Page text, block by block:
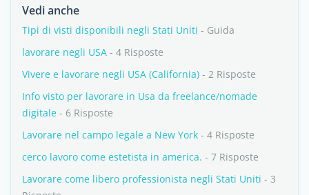
Vedi anche
Tipi di visti disponibili negli Stati Uniti - Guida
lavorare negli USA - 4 Risposte
Vivere e lavorare negli USA (California) - 2 Risposte
Info visto per lavorare in Usa da freelance/nomade
digitale - 6 Risposte
Lavorare nel campo legale a New York - 4 Risposte
cerco lavoro come estetista in america. - 7 Risposte
Lavorare come libero professionista negli Stati Uniti - 3